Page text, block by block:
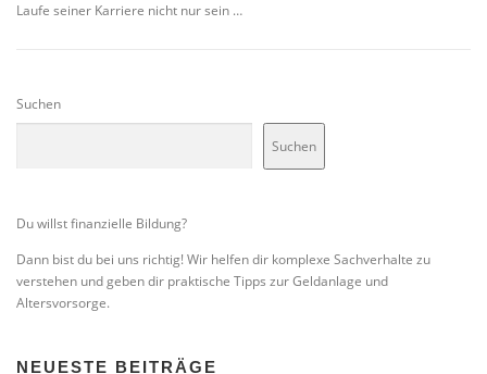
Laufe seiner Karriere nicht nur sein …
Suchen
Suchen
Du willst finanzielle Bildung?
Dann bist du bei uns richtig! Wir helfen dir komplexe Sachverhalte zu
verstehen und geben dir praktische Tipps zur Geldanlage und
Altersvorsorge.
NEUESTE BEITRÄGE